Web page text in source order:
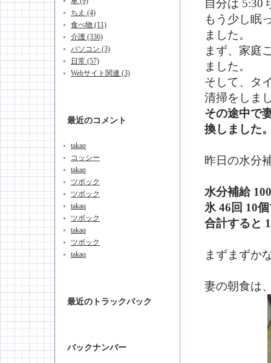
ちえ (4)
食べ物 (11)
介護 (336)
パソコン (3)
日常 (57)
Webサイト関連 (3)
最近のコメント
takaq
コッシー
takaq
ツボック
ツボック
takaq
ツボック
takaq
ツボック
takaq
最近のトラックバック
バックナンバー
自分は 5:30
もう少し眠
ました。
まず、家庭
ました。
そして、タ
清掃をしま
その途中で
換しました
昨日の水分
水分補給
氷 46回 10
合計すると
まずまずか
妻の朝食は